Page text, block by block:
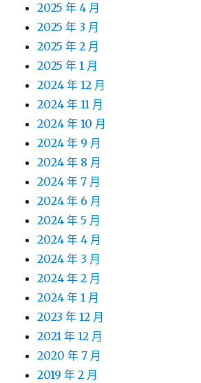
2025 年 4 月
2025 年 3 月
2025 年 2 月
2025 年 1 月
2024 年 12 月
2024 年 11 月
2024 年 10 月
2024 年 9 月
2024 年 8 月
2024 年 7 月
2024 年 6 月
2024 年 5 月
2024 年 4 月
2024 年 3 月
2024 年 2 月
2024 年 1 月
2023 年 12 月
2021 年 12 月
2020 年 7 月
2019 年 2 月